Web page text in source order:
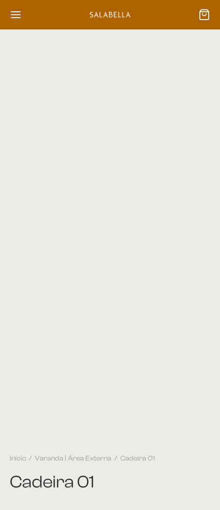
Início / Varanda | Área Externa / Cadeira 01
Cadeira 01